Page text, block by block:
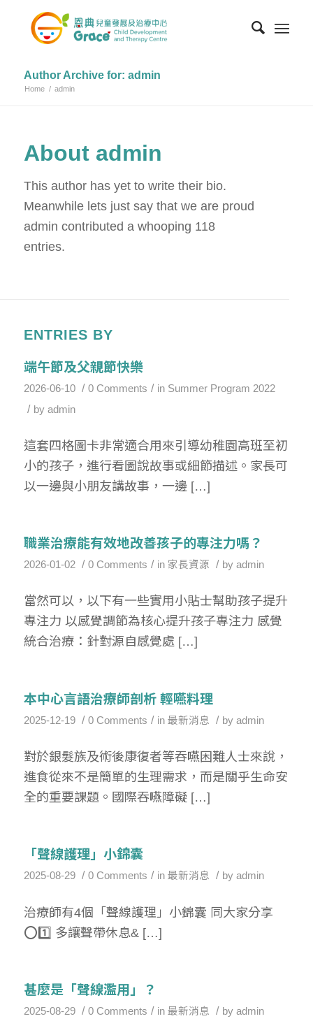
Author Archive for: admin
Home / admin
About admin
This author has yet to write their bio.
Meanwhile lets just say that we are proud
admin contributed a whooping 118
entries.
ENTRIES BY
端午節及父親節快樂
2026-06-10 / 0 Comments / in Summer Program 2022
/ by admin
這套四格圖卡非常適合用來引導幼稚園高班至初
小的孩子，進行看圖說故事或細節描述。家長可
以一邊與小朋友講故事，一邊 […]
職業治療能有效地改善孩子的專注力嗎？
2026-01-02 / 0 Comments / in 家長資源 / by admin
當然可以，以下有一些實用小貼士幫助孩子提升
專注力 以感覺調節為核心提升孩子專注力 感覺
統合治療：針對源自感覺處 […]
本中心言語治療師剖析 輕嚥料理
2025-12-19 / 0 Comments / in 最新消息 / by admin
對於銀髮族及術後康復者等吞嚥困難人士來說，
進食從來不是簡單的生理需求，而是關乎生命安
全的重要課題。國際吞嚥障礙 […]
「聲線護理」小錦囊
2025-08-29 / 0 Comments / in 最新消息 / by admin
治療師有4個「聲線護理」小錦囊 同大家分享
⭕1️⃣ 多讓聲帶休息& […]
甚麼是「聲線濫用」？
2025-08-29 / 0 Comments / in 最新消息 / by admin